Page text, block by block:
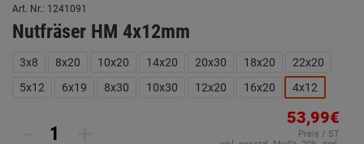
Art. Nr.: 1241091
Nutfräser HM 4x12mm
3x8 8x20 10x20 14x20 20x30 18x20
22x20
5x12
6x19 8x30 10x30 12x20 16x20 4x12
53,99€
Preis / ST